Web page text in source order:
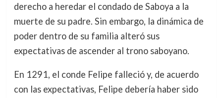
derecho a heredar el condado de Saboya a la
muerte de su padre. Sin embargo, la dinámica de
poder dentro de su familia alteró sus
expectativas de ascender al trono saboyano.
En 1291, el conde Felipe falleció y, de acuerdo
con las expectativas, Felipe debería haber sido